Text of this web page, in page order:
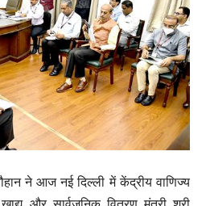
ने आज नई दिल्ली में केंद्रीय वाणिज्य